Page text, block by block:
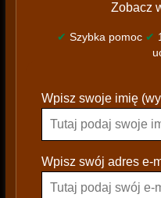
Zobacz
✔ Szybka pomoc ✔
l
a
s
Wpisz swoje imię
Wpisz swój adres e-